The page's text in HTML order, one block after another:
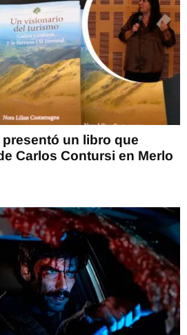
un libro que
Carlos Contursi en Merlo